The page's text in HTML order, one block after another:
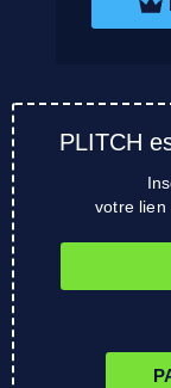
PLITCH
votre lien